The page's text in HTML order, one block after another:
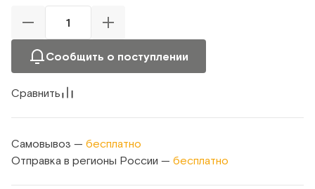
Сообщить о поступлении
Сравнить
Самовывоз — бесплатно
Отправка в регионы России — бесплатно